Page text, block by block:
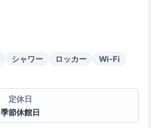
シャワー ロッカー
Wi-Fi
定休日
季節休館日